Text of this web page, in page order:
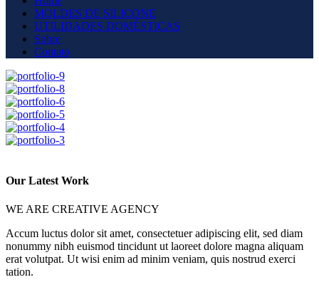
MOLDES DE SILICONE
UTILIDADES DOMÉSTICAS
Sobre
Contato
Our Latest Work
WE ARE CREATIVE AGENCY
Accum luctus dolor sit amet, consectetuer adipiscing elit, sed diam
nonummy nibh euismod tincidunt ut laoreet dolore magna aliquam
erat volutpat. Ut wisi enim ad minim veniam, quis nostrud exerci
tation.